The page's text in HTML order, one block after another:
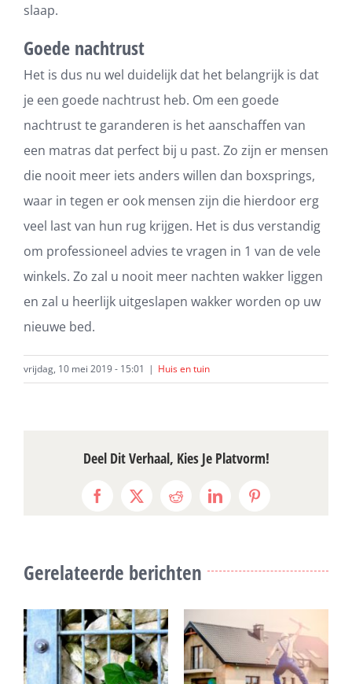
slaap.
Goede nachtrust
Het is dus nu wel duidelijk dat het belangrijk is dat
je een goede nachtrust heb. Om een goede
nachtrust te garanderen is het aanschaffen van
een matras dat perfect bij u past. Zo zijn er mensen
die nooit meer iets anders willen dan boxsprings,
waar in tegen er ook mensen zijn die hierdoor erg
veel last van hun rug krijgen. Het is dus verstandig
om professioneel advies te vragen in 1 van de vele
winkels. Zo zal u nooit meer nachten wakker liggen
en zal u heerlijk uitgeslapen wakker worden op uw
nieuwe bed.
vrijdag, 10 mei 2019 - 15:01 | Huis en tuin
Deel Dit Verhaal, Kies Je Platvorm!
Facebook
X RedditLinkedInPinterest
Gerelateerde berichten